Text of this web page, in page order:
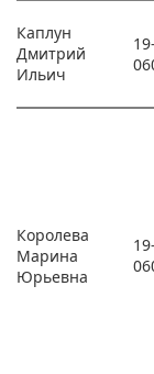
Каплун
Дмитрий
Ильич
Королева
Марина
Юрьевна